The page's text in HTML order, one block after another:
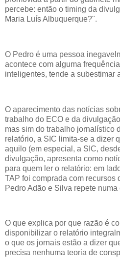
percebe: então o timing da
Maria Luís Albuquerque?".
O Pedro é uma pessoa
acontece com alguma
inteligentes, tende a subestimar
O aparecimento das notícias
trabalho do ECO e da
mas sim do trabalho jornalístico
relatório, a SIC limita-se a dizer
aquilo (em especial, a SIC,
divulgação, apresenta como
para quem ler o relatório: em
TAP foi comprada com recursos
Pedro Adão e Silva repete numa
O que explica por que razão é
disponibilizar o relatório
o que os jornais estão a dizer
precisa nenhuma teoria de